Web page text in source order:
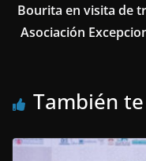
Bourita en visita de
Asociación
También